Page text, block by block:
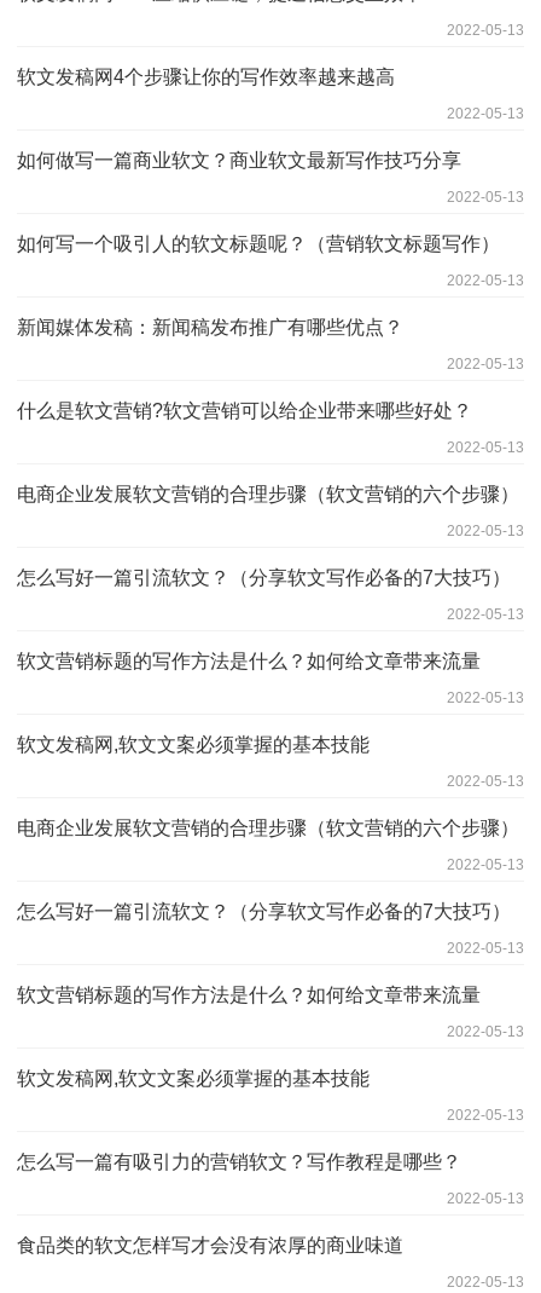
2022-05-13
软文发稿网4个步骤让你的写作效率越来越高
2022-05-13
如何做写一篇商业软文？商业软文最新写作技巧分享
2022-05-13
如何写一个吸引人的软文标题呢？（营销软文标题写作）
2022-05-13
新闻媒体发稿：新闻稿发布推广有哪些优点？
2022-05-13
什么是软文营销?软文营销可以给企业带来哪些好处？
2022-05-13
电商企业发展软文营销的合理步骤（软文营销的六个步骤）
2022-05-13
怎么写好一篇引流软文？（分享软文写作必备的7大技巧）
2022-05-13
软文营销标题的写作方法是什么？如何给文章带来流量
2022-05-13
软文发稿网,软文文案必须掌握的基本技能
2022-05-13
电商企业发展软文营销的合理步骤（软文营销的六个步骤）
2022-05-13
怎么写好一篇引流软文？（分享软文写作必备的7大技巧）
2022-05-13
软文营销标题的写作方法是什么？如何给文章带来流量
2022-05-13
软文发稿网,软文文案必须掌握的基本技能
2022-05-13
怎么写一篇有吸引力的营销软文？写作教程是哪些？
2022-05-13
食品类的软文怎样写才会没有浓厚的商业味道
2022-05-13